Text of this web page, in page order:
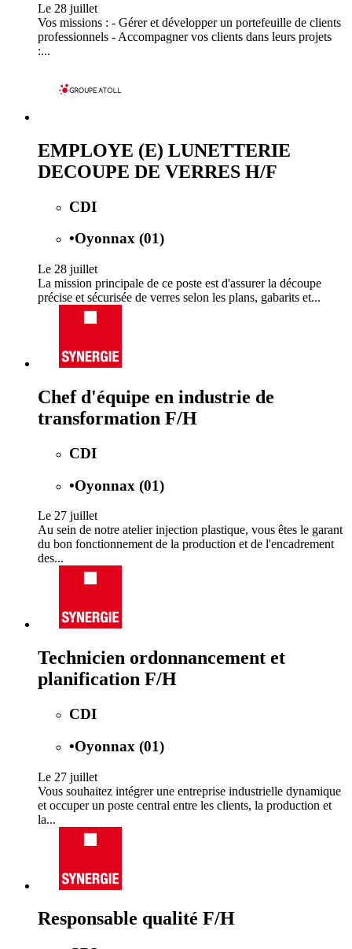
Le 28 juillet
Vos missions : - Gérer et développer un portefeuille de clients
professionnels - Accompagner vos clients dans leurs projets
:...
EMPLOYE (E) LUNETTERIE
DECOUPE DE VERRES H/F
CDI
•Oyonnax (01)
Le 28 juillet
La mission principale de ce poste est d'assurer la découpe
précise et sécurisée de verres selon les plans, gabarits et...
Chef d'équipe en industrie de
transformation F/H
CDI
•Oyonnax (01)
Le 27 juillet
Au sein de notre atelier injection plastique, vous êtes le garant
du bon fonctionnement de la production et de l'encadrement
des...
Technicien ordonnancement et
planification F/H
CDI
•Oyonnax (01)
Le 27 juillet
Vous souhaitez intégrer une entreprise industrielle dynamique
et occuper un poste central entre les clients, la production et
la...
Responsable qualité F/H